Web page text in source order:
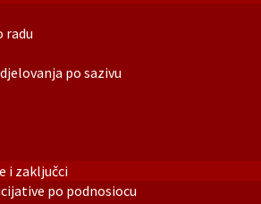
radu
po sazivu
i zaključci
po podnosiocu